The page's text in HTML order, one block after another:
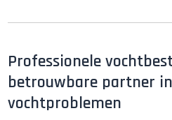
Professionele
betrouwbare partner
vochtproblemen